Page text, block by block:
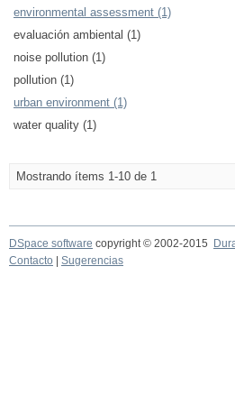
environmental assessment (1)
evaluación ambiental (1)
noise pollution (1)
pollution (1)
urban environment (1)
water quality (1)
Mostrando ítems 1-10 de 1
DSpace software copyright © 2002-2015
Contacto
Sugerencias